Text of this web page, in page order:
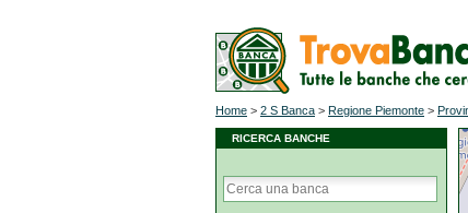
Home > 2 S Banca > Regione Piemonte >
RICERCA BANCHE